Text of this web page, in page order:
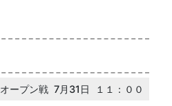
オープン戦 7月31日 １１：００